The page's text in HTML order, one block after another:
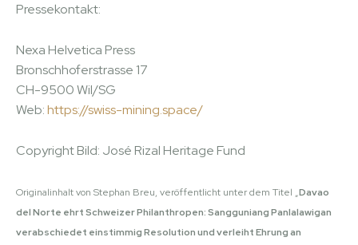
Pressekontakt:
Nexa Helvetica Press
Bronschhoferstrasse 17
CH-9500 Wil/SG
Web:https://swiss-mining.space/
Copyright Bild: José Rizal Heritage Fund
Originalinhalt von Stephan Breu, veröffentlicht unter dem Titel „Davao
del Norte ehrt Schweizer Philanthropen: Sangguniang Panlalawigan
verabschiedet einstimmig Resolution und verleiht Ehrung an